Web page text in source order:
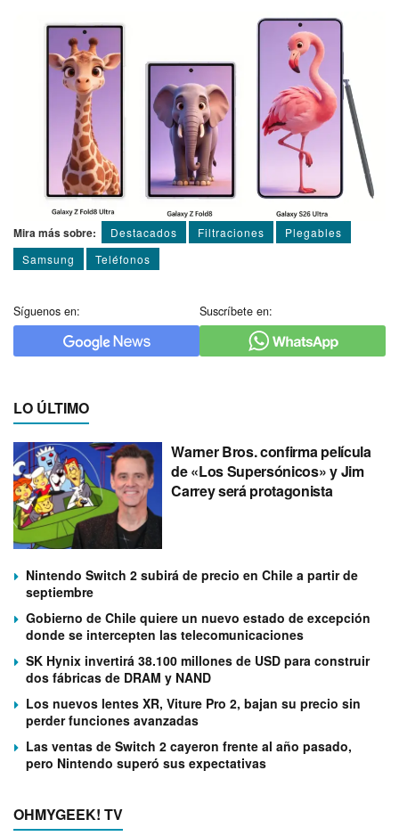
Mira más sobre: Destacados Filtraciones
Plegables
Samsung
Teléfonos
Síguenos en: Suscríbete en:
LO ÚLTIMO
Warner Bros. confirma película
de «Los Supersónicos» y Jim
Carrey será protagonista
Nintendo Switch 2 subirá de precio en Chile a partir de
septiembre
Gobierno de Chile quiere un nuevo estado de excepción
donde se intercepten las telecomunicaciones
SK Hynix invertirá 38.100 millones de USD para construir
dos fábricas de DRAM y NAND
Los nuevos lentes XR, Viture Pro 2, bajan su precio sin
perder funciones avanzadas
Las ventas de Switch 2 cayeron frente al año pasado,
pero Nintendo superó sus expectativas
OHMYGEEK! TV